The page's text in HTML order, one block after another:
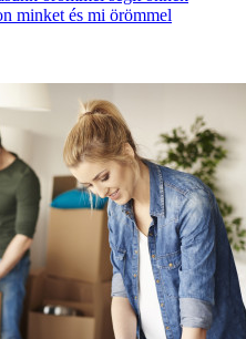
minket és mi örömmel